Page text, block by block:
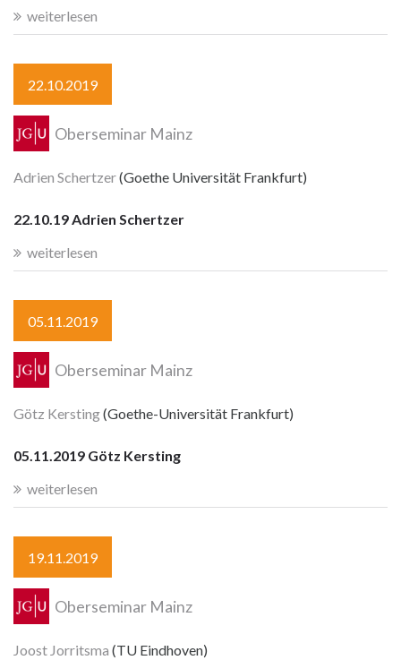
weiterlesen
22.10.2019
Oberseminar Mainz
Adrien Schertzer(Goethe Universität Frankfurt)
22.10.19 Adrien Schertzer
weiterlesen
05.11.2019
Oberseminar Mainz
Götz Kersting(Goethe-Universität Frankfurt)
05.11.2019 Götz Kersting
weiterlesen
19.11.2019
Oberseminar Mainz
Joost Jorritsma (TU Eindhoven)